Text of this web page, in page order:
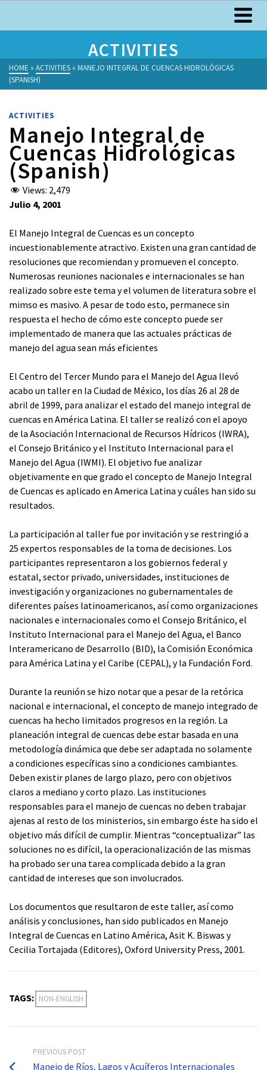
ACTIVITIES
HOME » ACTIVITIES » MANEJO INTEGRAL DE CUENCAS HIDROLÓGICAS
(SPANISH)
ACTIVITIES
Manejo Integral de
Cuencas Hidrológicas
(Spanish)
Views: 2,479
Julio 4, 2001
El Manejo Integral de Cuencas es un concepto
incuestionablemente atractivo. Existen una gran cantidad de
resoluciones que recomiendan y promueven el concepto.
Numerosas reuniones nacionales e internacionales se han
realizado sobre este tema y el volumen de literatura sobre el
mimso es masivo. A pesar de todo esto, permanece sin
respuesta el hecho de cómo este concepto puede ser
implementado de manera que las actuales prácticas de
manejo del agua sean más eficientes
El Centro del Tercer Mundo para el Manejo del Agua llevó
acabo un taller en la Ciudad de México, los días 26 al 28 de
abril de 1999, para analizar el estado del manejo integral de
cuencas en América Latina. El taller se realizó con el apoyo
de la Asociación Internacional de Recursos Hídricos (IWRA),
el Consejo Británico y el Instituto Internacional para el
Manejo del Agua (IWMI). El objetivo fue analizar
objetivamente en que grado el concepto de Manejo Integral
de Cuencas es aplicado en America Latina y cuáles han sido su
resultados.
La participación al taller fue por invitación y se restringió a
25 expertos responsables de la toma de decisiones. Los
participantes representaron a los gobiernos federal y
estatal, sector privado, universidades, instituciones de
investigación y organizaciones no gubernamentales de
diferentes países latinoamericanos, así como organizaciones
nacionales e internacionales como el Consejo Británico, el
Instituto Internacional para el Manejo del Agua, el Banco
Interamericano de Desarrollo (BID), la Comisión Económica
para América Latina y el Caribe (CEPAL), y la Fundación Ford.
Durante la reunión se hizo notar que a pesar de la retórica
nacional e internacional, el concepto de manejo integrado de
cuencas ha hecho limitados progresos en la región. La
planeación integral de cuencas debe estar basada en una
metodología dinámica que debe ser adaptada no solamente
a condiciones específicas sino a condiciones cambiantes.
Deben existir planes de largo plazo, pero con objetivos
claros a mediano y corto plazo. Las instituciones
responsables para el manejo de cuencas no deben trabajar
ajenas al resto de los ministerios, sin embargo éste ha sido el
objetivo más difícil de cumplir. Mientras “conceptualizar” las
soluciones no es difícil, la operacionalización de las mismas
ha probado ser una tarea complicada debido a la gran
cantidad de intereses que son involucrados.
Los documentos que resultaron de este taller, así como
análisis y conclusiones, han sido publicados en Manejo
Integral de Cuencas en Latino América, Asit K. Biswas y
Cecilia Tortajada (Editores), Oxford University Press, 2001.
TAGS: NON-ENGLISH
PREVIOUS POST
Manejo de Ríos, Lagos y Acuíferos Internacionales